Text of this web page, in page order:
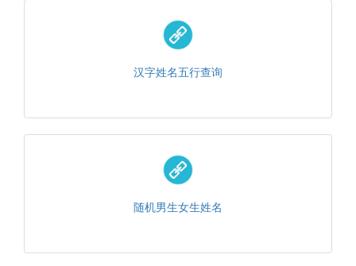
汉字姓名五行查询
随机男生女生姓名